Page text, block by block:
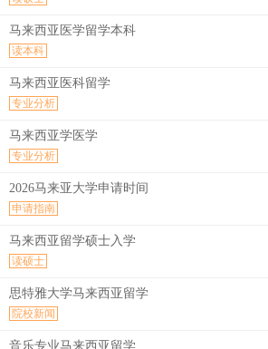
马来西亚医学留学本科
读本科
马来西亚医科留学
专业分析
马来西亚学医学
专业分析
2026马来亚大学申请时间
申请指南
马来西亚留学硕士入学
读硕士
思特雅大学马来西亚留学
院校新闻
音乐专业马来西亚留学